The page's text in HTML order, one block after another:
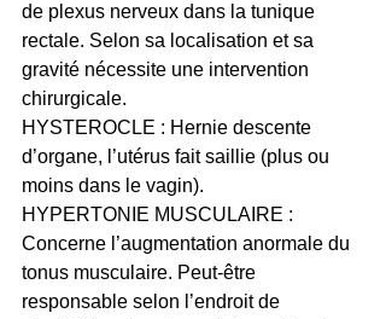
de plexus nerveux dans la tunique
rectale. Selon sa localisation et sa
gravité nécessite une intervention
chirurgicale.
HYSTEROCLE : Hernie descente
d’organe, l’utérus fait saillie (plus ou
moins dans le vagin).
HYPERTONIE MUSCULAIRE :
Concerne l’augmentation anormale du
tonus musculaire. Peut-être
responsable selon l’endroit de